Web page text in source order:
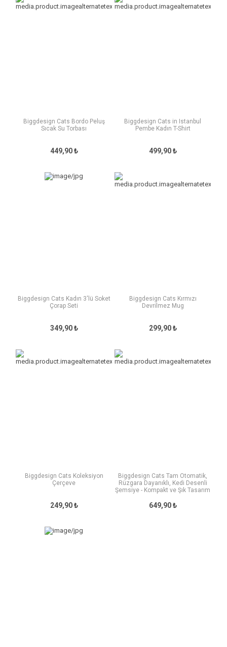
Biggdesign Cats Bordo Peluş
Sıcak Su Torbası
449,90 ₺
Biggdesign Cats in Istanbul
Pembe Kadın T-Shirt
499,90 ₺
Biggdesign Cats Kadın 3'lü Soket
Çorap Seti
349,90 ₺
Biggdesign Cats Kırmızı
Devrilmez Mug
299,90 ₺
Biggdesign Cats Koleksiyon
Çerçeve
249,90 ₺
Biggdesign Cats Tam Otomatik,
Rüzgara Dayanıklı, Kedi Desenli
Şemsiye - Kompakt ve Şık Tasarım
649,90 ₺